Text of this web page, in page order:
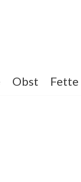
Obst Fette